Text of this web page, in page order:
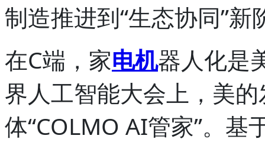
制造推进到“生态协同”新
在C端，家电机器人化是
界人工智能大会上，美
体“COLMO AI管家”。